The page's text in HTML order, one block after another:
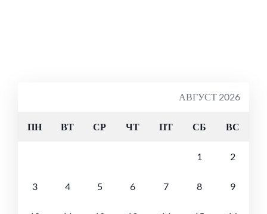
АВГУСТ 2026
ПН ВТ СР ЧТ ПТ СБ ВС
1 2
3 4 5 6 7 8 9